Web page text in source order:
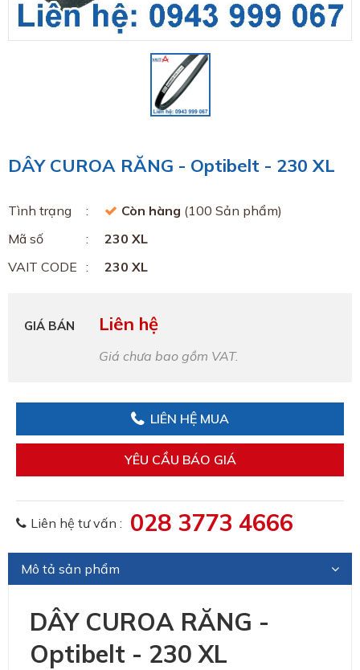
DÂY CUROA RĂNG - Optibelt - 230 XL
Tình trạng Còn hàng (100 Sản phẩm)
Mã số
230 XL
VAIT CODE
230 XL
GIÁ BÁN Liên hệ
Giá chưa bao gồm VAT.
LIÊN HỆ MUA
YÊU CẦU BÁO GIÁ
Liên hệ tư vấn : 028 3773 4666
Mô tả sản phẩm
DÂY CUROA RĂNG -
Optibelt - 230 XL